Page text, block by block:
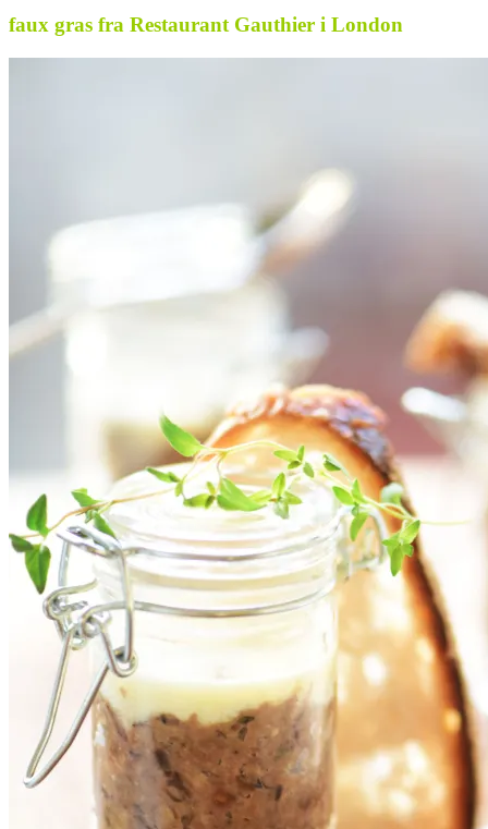
faux gras fra Restaurant Gauthier i London